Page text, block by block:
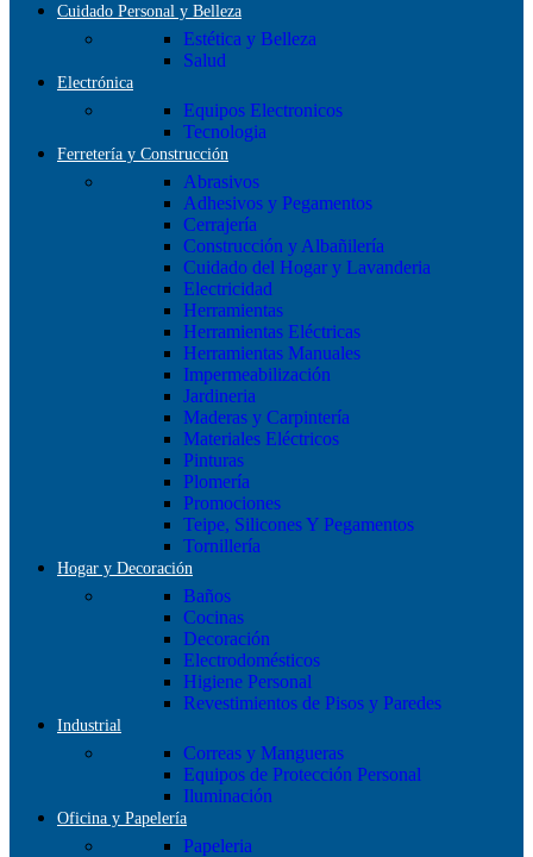
Cuidado Personal y Belleza
Estética y Belleza
Salud
Electrónica
Equipos Electronicos
Tecnologia
Ferretería y Construcción
Abrasivos
Adhesivos y Pegamentos
Cerrajería
Construcción y Albañilería
Cuidado del Hogar y Lavanderia
Electricidad
Herramientas
Herramientas Eléctricas
Herramientas Manuales
Impermeabilización
Jardineria
Maderas y Carpintería
Materiales Eléctricos
Pinturas
Plomería
Promociones
Teipe, Silicones Y Pegamentos
Tornillería
Hogar y Decoración
Baños
Cocinas
Decoración
Electrodomésticos
Higiene Personal
Revestimientos de Pisos y Paredes
Industrial
Correas y Mangueras
Equipos de Protección Personal
Iluminación
Oficina y Papelería
Papeleria